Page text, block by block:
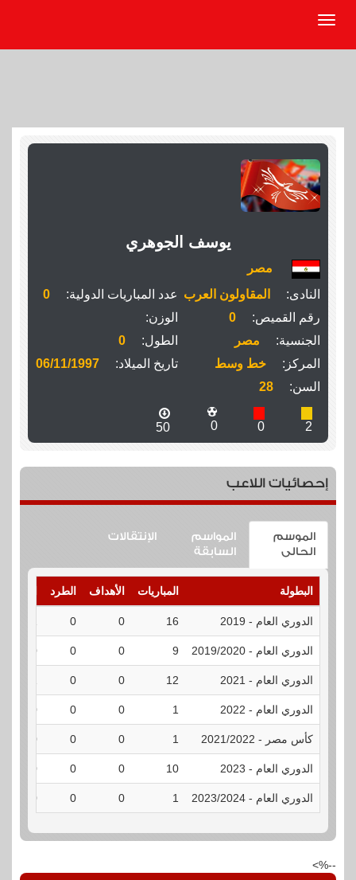
يوسف الجوهري
مصر
النادى:
المقاولون العرب عدد المباريات الدولية:
0
رقم القميص:
0
الوزن:
الجنسية:
مصر الطول:
0
المركز:
خط وسط تاريخ الميلاد:
06/11/1997
السن:
28
2
0
0
50
إحصائيات اللاعب
الموسم
الحالى
المواسم
السابقة
الإنتقالات
البطولة المباريات الأهداف الطرد
الدوري العام - 2019 16
0
0
الدوري العام - 2019/2020 9
0
0
0
الدوري العام - 2021 12
0
0
الدوري العام - 2022 1
0
0
0
كأس مصر - 2021/2022 1
0
0
0
الدوري العام - 2023 10
0
0
0
الدوري العام - 2023/2024 1
0
0
0
--%>